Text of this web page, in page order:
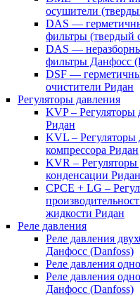
осушители
DAS —
фильтры (твердый
DAS —
фильтры Данфосс
DSF —
очистители Ридан
Регуляторы давления
KVP – Регуляторы
Ридан
KVL – Регуляторы
компрессора Ридан
KVR – Регуляторы
конденсации Ридан
CPCE + LG –
жидкости Ридан
Реле давления
Реле давления
Данфосс (Danfoss)
Реле давления
Реле давления
Данфосс (Danfoss)